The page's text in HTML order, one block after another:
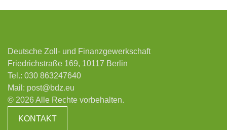
Deutsche Zoll- und Finanzgewerkschaft
Friedrichstraße 169, 10117 Berlin
Tel.: 030 863247640
Mail: post@bdz.eu
© 2026 Alle Rechte vorbehalten.
KONTAKT